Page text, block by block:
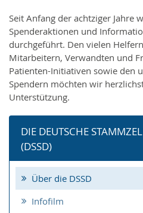
Seit Anfang der achtziger Jahre
Spenderaktionen und
durchgeführt. Den vielen
Mitarbeitern, Verwandten und
Patienten-Initiativen sowie den
Spendern möchten wir
Unterstützung.
DIE DEUTSCHE
(DSSD)
Über die DSSD
Infofilm